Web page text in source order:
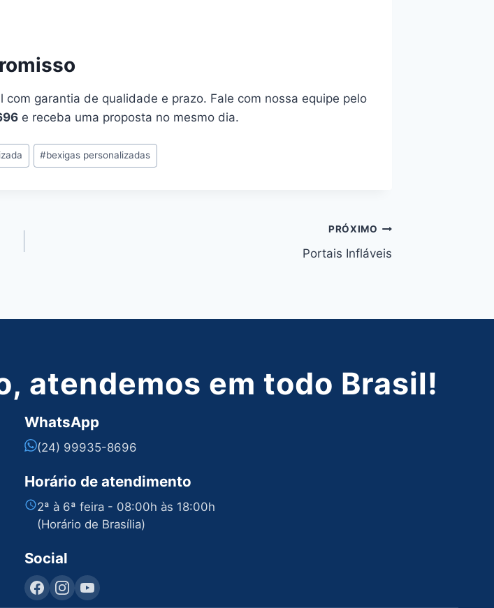
garantia de qualidade e prazo. Fale com nossa equipe pelo
e receba uma proposta no mesmo dia.
#bexigas personalizadas
PRÓXIMO
Portais Infláveis
atendemos em todo Brasil!
WhatsApp
(24) 99935-8696
Horário de atendimento
2ª à 6ª feira - 08:00h às 18:00h
(Horário de Brasília)
Social